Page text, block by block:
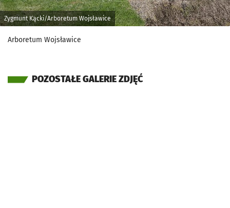
Zygmunt Kącki/Arboretum Wojsławice
Arboretum Wojsławice
POZOSTAŁE GALERIE ZDJĘĆ